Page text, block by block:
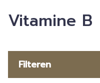
Vitamine B
Filteren